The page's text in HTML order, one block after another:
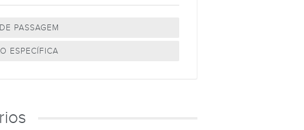
PASSAGEM
ESPECÍFICA